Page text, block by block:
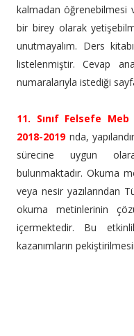
kalmadan öğrenebilmesi
bir birey olarak
unutmayalım. Ders
listelenmiştir. Cevap
numaralarıyla istediği
11. Sınıf Felsefe Meb
2018-2019 nda,
sürecine uygun
bulunmaktadır. Okuma
veya nesir yazılarından
okuma metinlerinin
içermektedir. Bu
kazanımların